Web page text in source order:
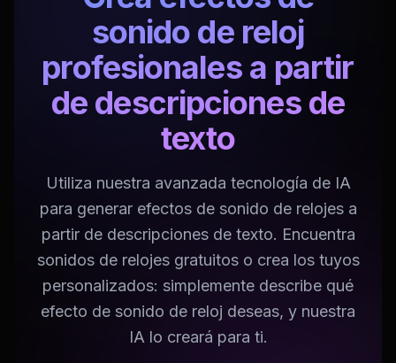
sonido de reloj
profesionales a partir
de descripciones de
texto
Utiliza nuestra avanzada tecnología de IA
para generar efectos de sonido de relojes a
partir de descripciones de texto. Encuentra
sonidos de relojes gratuitos o crea los tuyos
personalizados: simplemente describe qué
efecto de sonido de reloj deseas, y nuestra
IA lo creará para ti.